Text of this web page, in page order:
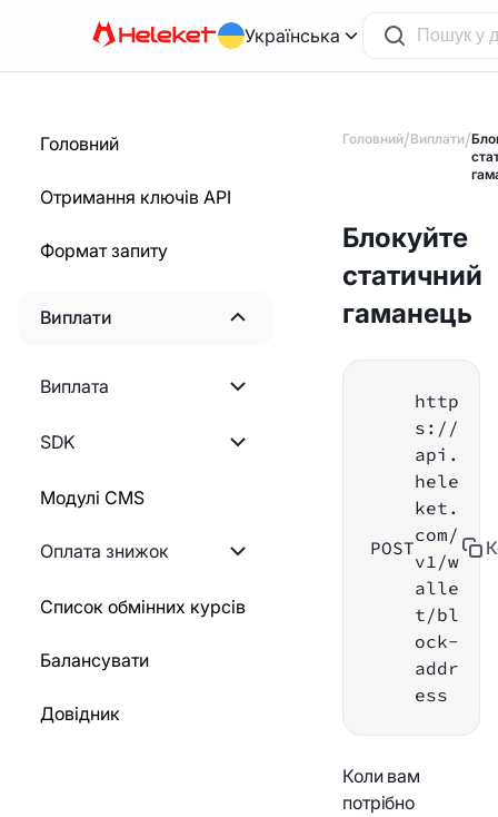
Українська
Головний
Отримання ключів API
Формат запиту
Виплати
-фактури
Створення статичного
гаманець
Повернення платежів за
Виплата
Починаємо
Розрахунок суми
SDK
PHP
GO
PYTHON
NODEJS
Модулі CMS
Оплата знижок
Список знижок
Встановіть знижку на
Список обмінних курсів
Балансувати
Довідник
Головний/Виплати/
Блокуйте
статичний
гаманець
POST
http
s://
api.
hele
ket.
com/
v1/w
alle
t/bl
ock-
addr
ess
Коли вам
потрібно